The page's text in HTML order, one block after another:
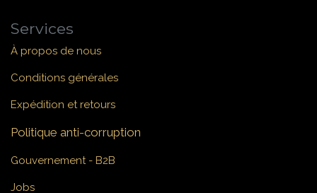
Services
À propos de nous
Conditions générales
Expédition et retours
Politique anti-corruption
Gouvernement - B2B
Jobs